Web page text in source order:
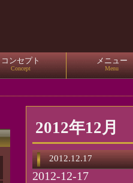
コンセプト
Concept
メニュー
Menu
2012年12月
2012.12.17
2012-12-17